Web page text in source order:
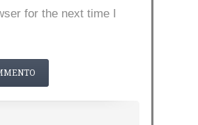
for the next time I